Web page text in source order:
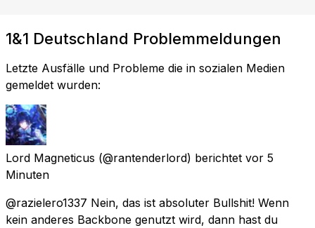
1&1 Deutschland Problemmeldungen
Letzte Ausfälle und Probleme die in sozialen Medien
gemeldet wurden:
Lord Magneticus (@rantenderlord) berichtet vor 5
Minuten
@razielero1337 Nein, das ist absoluter Bullshit! Wenn
kein anderes Backbone genutzt wird, dann hast du